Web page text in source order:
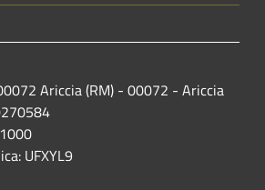
Ariccia (RM) - 00072 - Ariccia
UFXYL9